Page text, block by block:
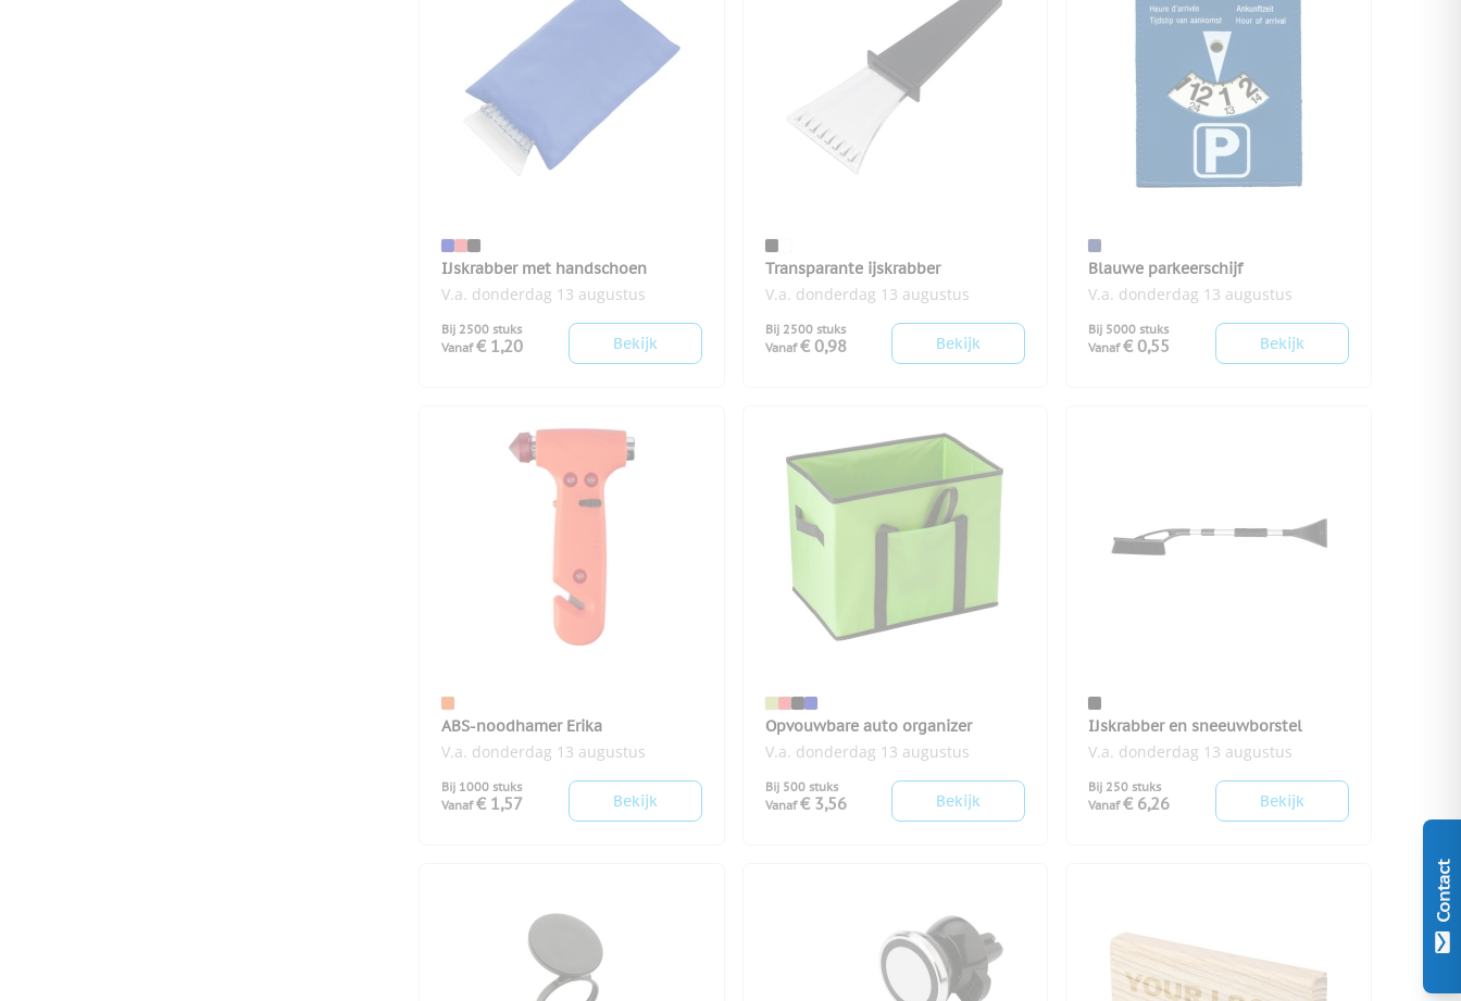
Contact
IJskrabber met handschoen
V.a. donderdag 13 augustus
Bij 2500 stuks
Vanaf € 1,20 Bekijk
Transparante ijskrabber
V.a. donderdag 13 augustus
Bij 2500 stuks
Vanaf € 0,98 Bekijk
Blauwe parkeerschijf
V.a. donderdag 13 augustus
Bij 5000 stuks
Vanaf € 0,55 Bekijk
ABS-noodhamer Erika
V.a. donderdag 13 augustus
Bij 1000 stuks
Vanaf € 1,57 Bekijk
Opvouwbare auto organizer
V.a. donderdag 13 augustus
Bij 500 stuks
Vanaf € 3,56 Bekijk
IJskrabber en sneeuwborstel
V.a. donderdag 13 augustus
Bij 250 stuks
Vanaf € 6,26 Bekijk